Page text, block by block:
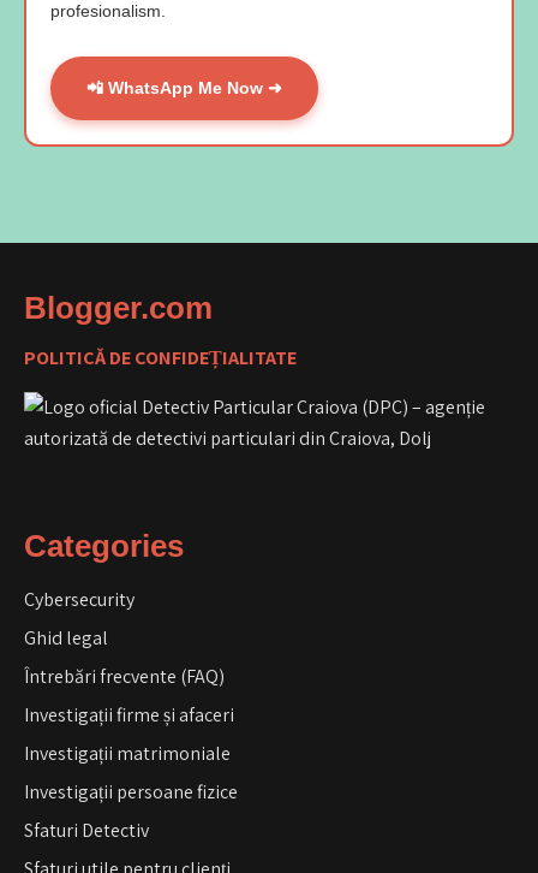
profesionalism.
📲 WhatsApp Me Now ➜
Blogger.com
POLITICĂ DE CONFIDEȚIALITATE
Categories
Cybersecurity
Ghid legal
Întrebări frecvente (FAQ)
Investigații firme și afaceri
Investigații matrimoniale
Investigații persoane fizice
Sfaturi Detectiv